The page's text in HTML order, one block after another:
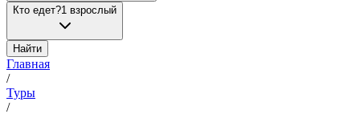
Кто едет?1 взрослый
Найти
Главная
/
Туры
/